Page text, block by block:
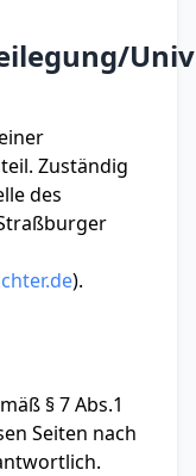
Zuständig
des
).
§ 7 Abs.1
Seiten nach